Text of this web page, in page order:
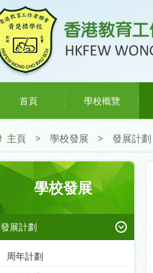
首頁 學校概覽
主頁 > 學校發展 > 發展計劃
學校發展
發展計劃
周年計劃